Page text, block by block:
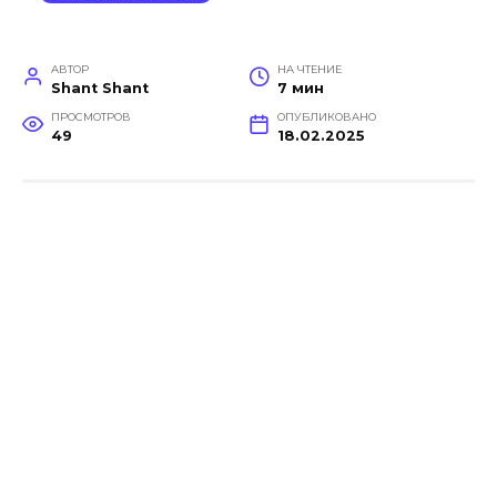
АВТОР
Shant Shant
НА ЧТЕНИЕ
7 мин
ПРОСМОТРОВ
49
ОПУБЛИКОВАНО
18.02.2025